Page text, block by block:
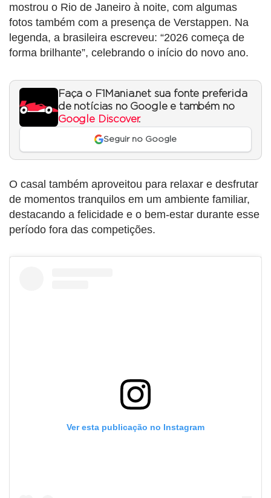
mostrou o Rio de Janeiro à noite, com algumas
fotos também com a presença de Verstappen. Na
legenda, a brasileira escreveu: “2026 começa de
forma brilhante”, celebrando o início do novo ano.
Faça o F1Mania.net sua fonte preferida
de notícias no Google e também no
Google Discover.
Seguir no Google
O casal também aproveitou para relaxar e desfrutar
de momentos tranquilos em um ambiente familiar,
destacando a felicidade e o bem-estar durante esse
período fora das competições.
Ver esta publicação no Instagram